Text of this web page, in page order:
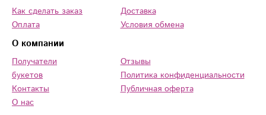
Как сделать заказ
Оплата
Доставка
Условия обмена
О компании
Получатели
букетов
Контакты
О нас
Отзывы
Политика конфиденциальности
Публичная оферта